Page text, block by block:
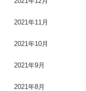
2021年11月
2021年10月
2021年9月
2021年8月